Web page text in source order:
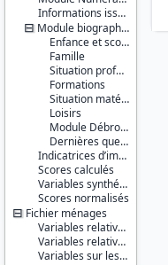
Informations issues du TCM
Module biographique
Enfance et scolarité
Famille
Situation professionnelle
Formations
Situation matérielle
Loisirs
Module Débrouille
Dernières questions
Indicatrices d’imputation
Scores calculés
Variables synthétiques sur les exercices
Scores normalisés
Fichier ménages
Variables relatives au ménage
Variables relatives à l'individu répertorié
Variables sur les relations de l'individu avec les autres membres du ménage
Guyane
Producteur :
INSEE
Diffuseur :
Progedo-
Adisp